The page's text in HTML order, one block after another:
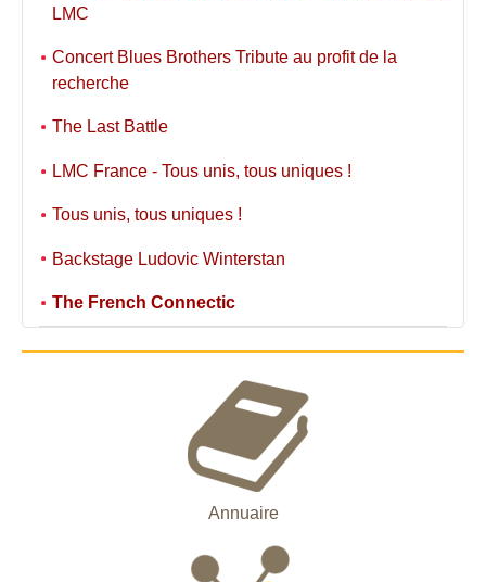
LMC
Concert Blues Brothers Tribute au profit de la
recherche
The Last Battle
LMC France - Tous unis, tous uniques !
Tous unis, tous uniques !
Backstage Ludovic Winterstan
The French Connectic
Annuaire